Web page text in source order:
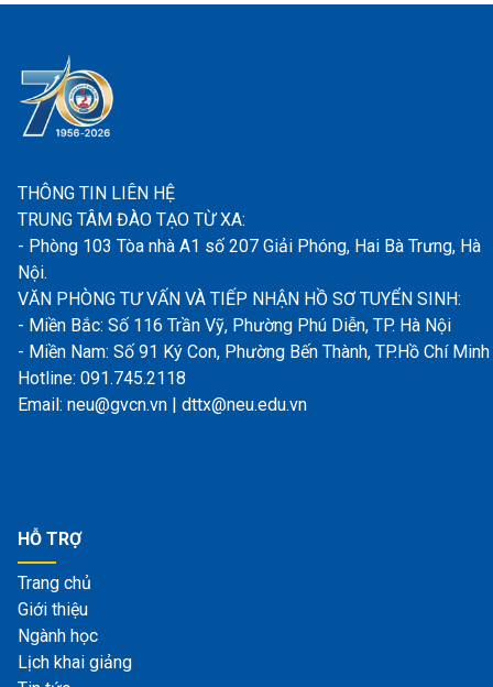
THÔNG TIN LIÊN HỆ
TRUNG TÂM ĐÀO TẠO TỪ XA:
- Phòng 103 Tòa nhà A1 số 207 Giải Phóng, Hai Bà Trưng, Hà
Nội.
VĂN PHÒNG TƯ VẤN VÀ TIẾP NHẬN HỒ SƠ TUYỂN SINH:
- Miền Bắc: Số 116 Trần Vỹ, Phường Phú Diễn, TP. Hà Nội
- Miền Nam: Số 91 Ký Con, Phường Bến Thành, TP.Hồ Chí Minh
Hotline: 091.745.2118
Email: neu@gvcn.vn | dttx@neu.edu.vn
HỖ TRỢ
Trang chủ
Giới thiệu
Ngành học
Lịch khai giảng